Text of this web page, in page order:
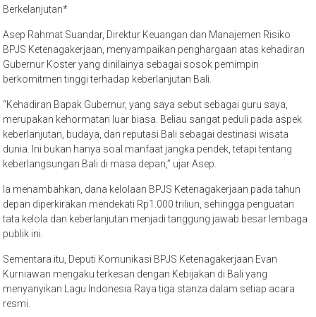
Berkelanjutan*
Asep Rahmat Suandar, Direktur Keuangan dan Manajemen Risiko
BPJS Ketenagakerjaan, menyampaikan penghargaan atas kehadiran
Gubernur Koster yang dinilainya sebagai sosok pemimpin
berkomitmen tinggi terhadap keberlanjutan Bali.
“Kehadiran Bapak Gubernur, yang saya sebut sebagai guru saya,
merupakan kehormatan luar biasa. Beliau sangat peduli pada aspek
keberlanjutan, budaya, dan reputasi Bali sebagai destinasi wisata
dunia. Ini bukan hanya soal manfaat jangka pendek, tetapi tentang
keberlangsungan Bali di masa depan,” ujar Asep.
Ia menambahkan, dana kelolaan BPJS Ketenagakerjaan pada tahun
depan diperkirakan mendekati Rp1.000 triliun, sehingga penguatan
tata kelola dan keberlanjutan menjadi tanggung jawab besar lembaga
publik ini.
Sementara itu, Deputi Komunikasi BPJS Ketenagakerjaan Evan
Kurniawan mengaku terkesan dengan Kebijakan di Bali yang
menyanyikan Lagu Indonesia Raya tiga stanza dalam setiap acara
resmi.